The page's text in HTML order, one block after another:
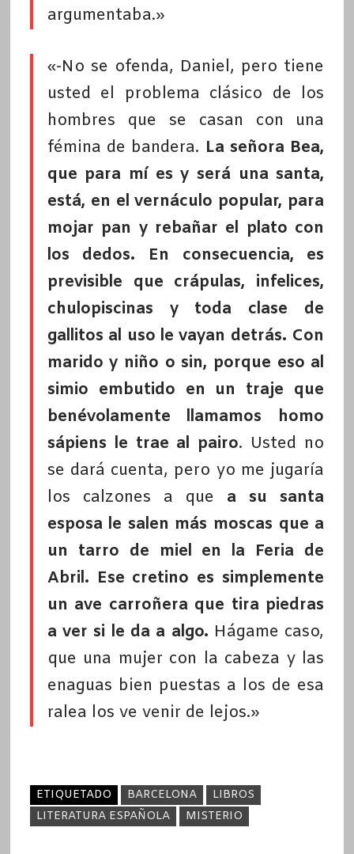
argumentaba.»
«-No se ofenda, Daniel, pero tiene
usted el problema clásico de los
hombres que se casan con una
fémina de bandera. La señora Bea,
que para mí es y será una santa,
está, en el vernáculo popular, para
mojar pan y rebañar el plato con
los dedos. En consecuencia, es
previsible que crápulas, infelices,
chulopiscinas y toda clase de
gallitos al uso le vayan detrás. Con
marido y niño o sin, porque eso al
simio embutido en un traje que
benévolamente llamamos homo
sápiens le trae al pairo. Usted no
se dará cuenta, pero yo me jugaría
los calzones a que a su santa
esposa le salen más moscas que a
un tarro de miel en la Feria de
Abril. Ese cretino es simplemente
un ave carroñera que tira piedras
a ver si le da a algo. Hágame caso,
que una mujer con la cabeza y las
enaguas bien puestas a los de esa
ralea los ve venir de lejos.»
ETIQUETADO BARCELONA
LIBROS
LITERATURA ESPAÑOLA
MISTERIO